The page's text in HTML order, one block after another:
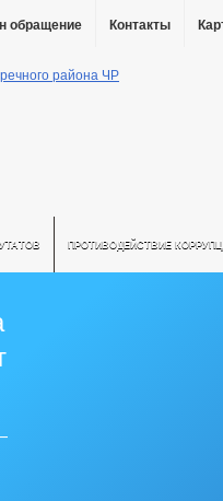
обращение Контакты
ПРОТИВОДЕЙСТВИЕ